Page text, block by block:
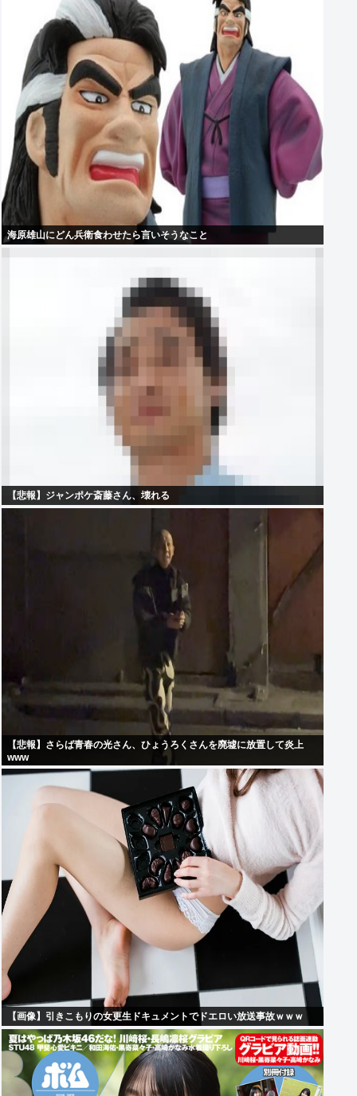
海原雄山にどん兵衛食わせたら言いそうなこと
【悲報】ジャンポケ斎藤さん、壊れる
【悲報】さらば青春の光さん、ひょうろくさんを廃墟に放置して炎上
www
【画像】引きこもりの女更生ドキュメントでドエロい放送事故ｗｗｗ